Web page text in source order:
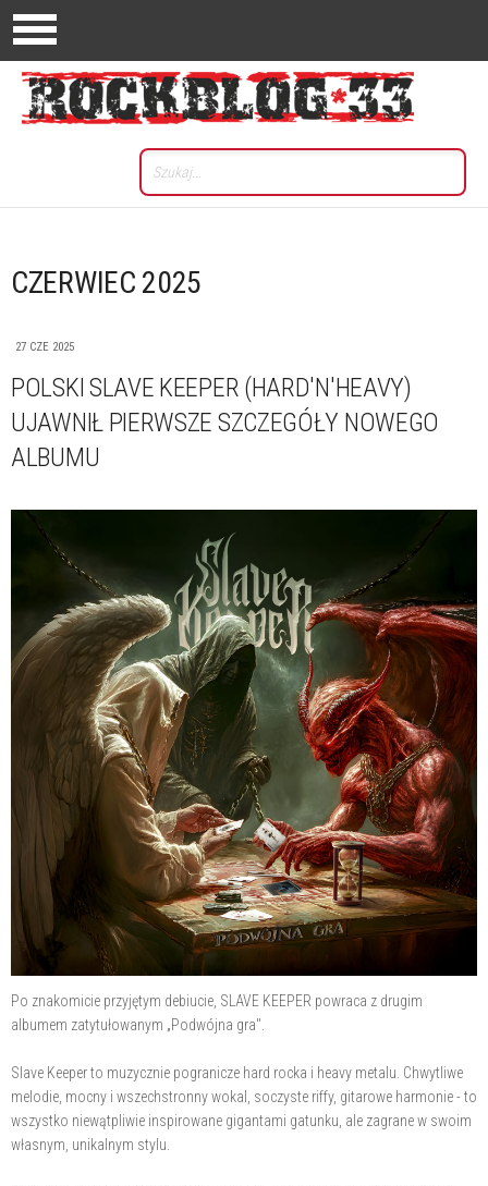
CZERWIEC 2025
27 CZE 2025
POLSKI SLAVE KEEPER (HARD'N'HEAVY)
UJAWNIŁ PIERWSZE SZCZEGÓŁY NOWEGO
ALBUMU
Po znakomicie przyjętym debiucie, SLAVE KEEPER powraca z drugim
albumem zatytułowanym „Podwójna gra".
Slave Keeper to muzycznie pogranicze hard rocka i heavy metalu. Chwytliwe
melodie, mocny i wszechstronny wokal, soczyste riffy, gitarowe harmonie - to
wszystko niewątpliwie inspirowane gigantami gatunku, ale zagrane w swoim
własnym, unikalnym stylu.